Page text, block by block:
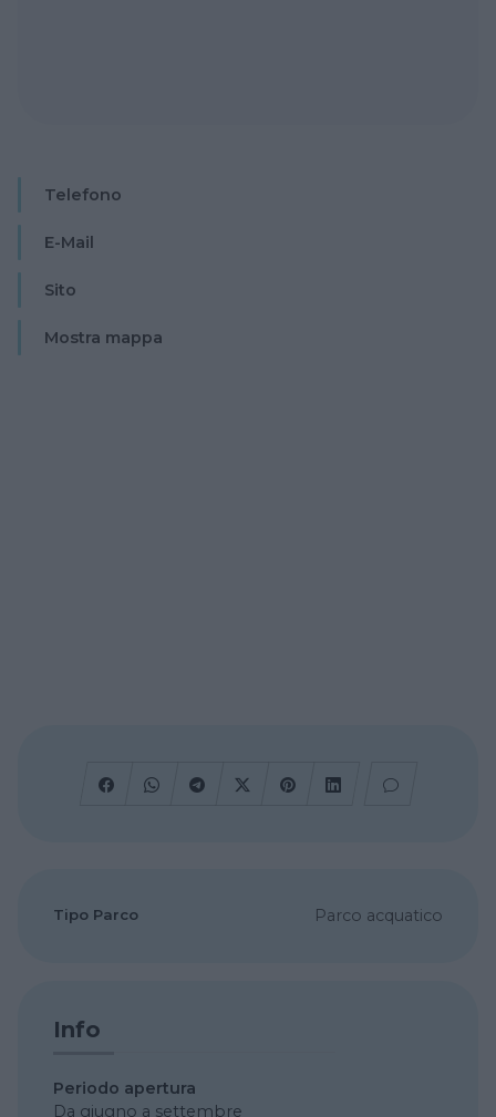
Telefono
E-Mail
Sito
Mostra mappa
Tipo Parco Parco acquatico
Info
Periodo apertura
Da giugno a settembre